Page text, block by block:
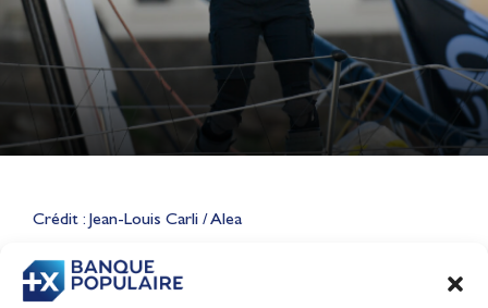
Crédit : Jean-Louis Carli / Alea
CONTENU
Lauriane Nolot en or à Long
Jeux Olympiques 2028